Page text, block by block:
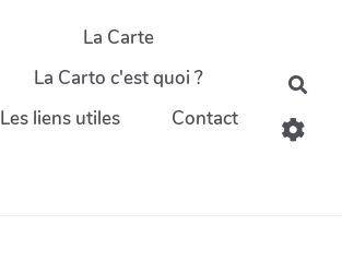
La Carte
La Carto c'est quoi ?
Les liens utiles
Contact